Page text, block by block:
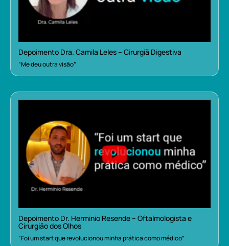
Depoimento Dra. Camila Leles – Cirurgiã Digestiva
“Me deu outra visão”
Depoimento Dr. Herminio Resende – Oftalmologista e
Cirurgião dos Olhos
“Foi um start que revolucionou minha prática como médico”